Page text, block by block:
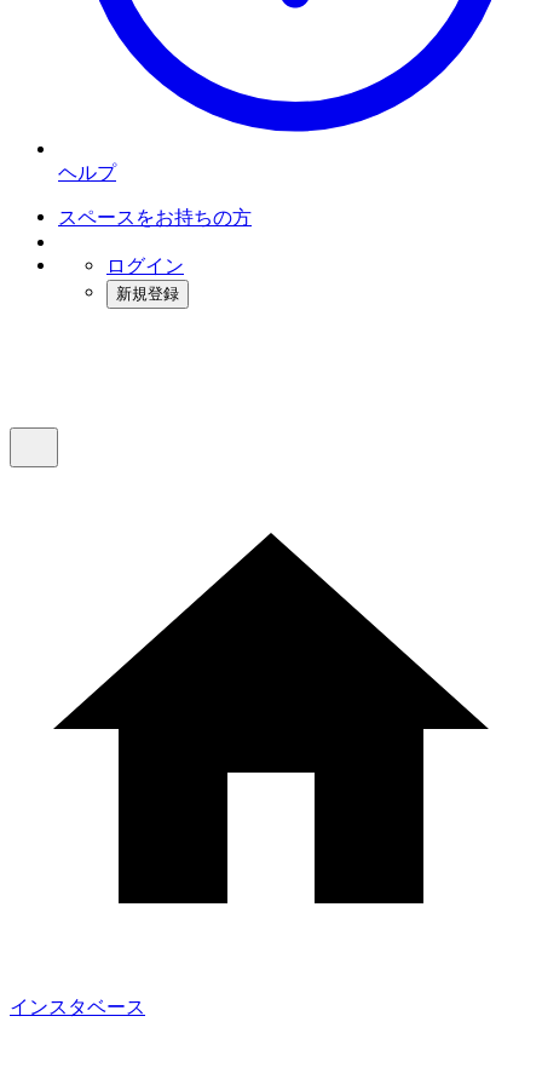
ヘルプ
スペースをお持ちの方
ログイン
新規登録
インスタベース